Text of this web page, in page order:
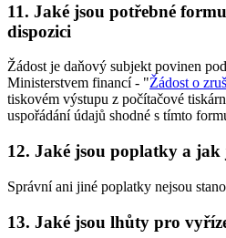
11. Jaké jsou potřebné
dispozici
Žádost je daňový subjekt povinen
Ministerstvem financí - "Žádost o
tiskovém výstupu z počítačové
uspořádání údajů shodné s tímto
12. Jaké jsou poplatky a jak
Správní ani jiné poplatky nejsou
13. Jaké jsou lhůty pro